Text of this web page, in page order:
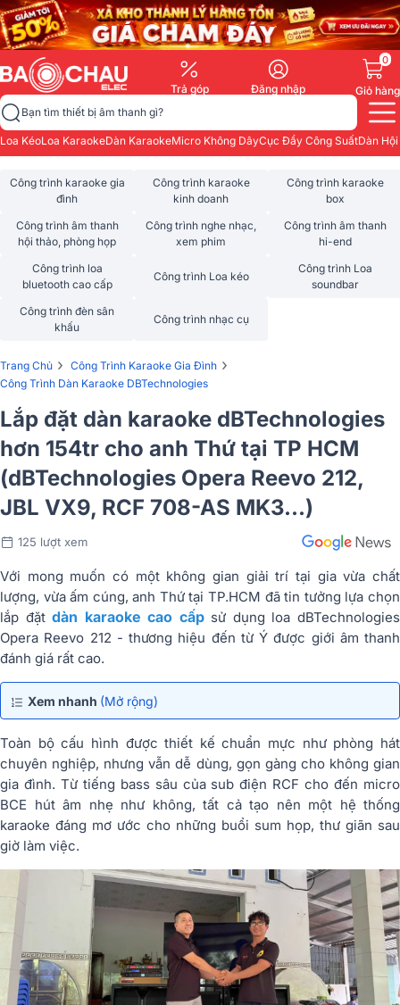
Trả góp Đăng nhập
0
Giỏ hàng
Bạn tìm thiết bị âm thanh gì?
Loa KéoLoa KaraokeDàn KaraokeMicro Không DâyCục Đẩy Công SuấtDàn
Công trình karaoke gia
đình
Công trình karaoke
kinh doanh
Công trình karaoke
box
Công trình âm thanh
hội thảo, phòng họp
Công trình nghe nhạc,
xem phim
Công trình âm thanh
hi-end
Công trình loa
bluetooth cao cấp
Công trình Loa kéo
Công trình Loa
soundbar
Công trình đèn sân
khấu
Công trình nhạc cụ
Trang Chủ › Công Trình Karaoke Gia Đình ›
Công Trình Dàn Karaoke DBTechnologies
Lắp đặt dàn karaoke dBTechnologies
hơn 154tr cho anh Thứ tại TP HCM
(dBTechnologies Opera Reevo 212,
JBL VX9, RCF 708-AS MK3...)
125 lượt xem
Với mong muốn có một không gian giải trí tại gia vừa chất
lượng, vừa ấm cúng, anh Thứ tại TP.HCM đã tin tưởng lựa chọn
lắp đặtdàn karaoke cao cấpsử dụng loa dBTechnologies
Opera Reevo 212 - thương hiệu đến từ Ý được giới âm thanh
đánh giá rất cao.
Xem nhanh (Mở rộng)
Toàn bộ cấu hình được thiết kế chuẩn mực như phòng hát
chuyên nghiệp, nhưng vẫn dễ dùng, gọn gàng cho không gian
gia đình. Từ tiếng bass sâu của sub điện RCF cho đến micro
BCE hút âm nhẹ như không, tất cả tạo nên một hệ thống
karaoke đáng mơ ước cho những buổi sum họp, thư giãn sau
giờ làm việc.